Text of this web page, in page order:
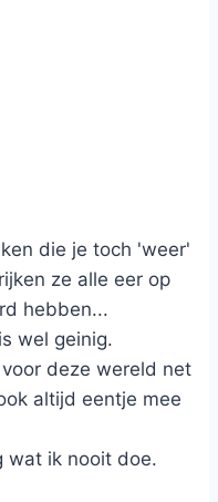
die je toch 'weer'
ze alle eer op
hebben...
wel geinig.
deze wereld net
altijd eentje mee
wat ik nooit doe.